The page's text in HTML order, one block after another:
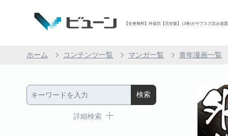
【全巻無料】外道坊【完全版】 (3巻)がサブスク読み放
ホーム コンテンツ一覧 マンガ一覧 青年漫画一覧
詳細検索